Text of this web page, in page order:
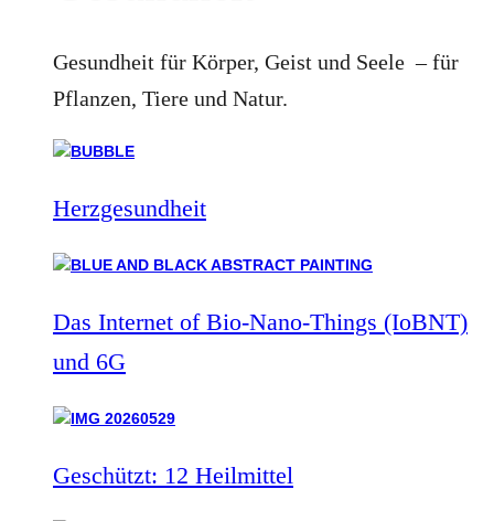
Gesundheit für Körper, Geist und Seele – für
Pflanzen, Tiere und Natur.
Herzgesundheit
Das Internet of Bio-Nano-Things (IoBNT)
und 6G
Geschützt: 12 Heilmittel